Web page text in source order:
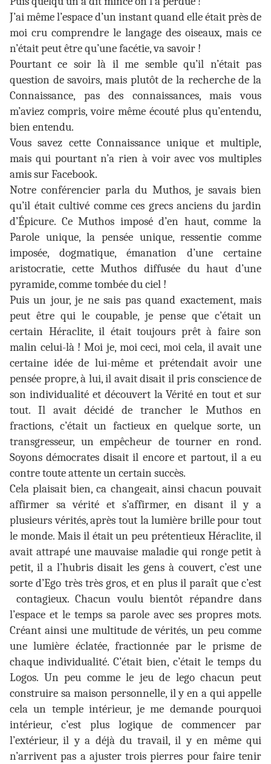
J’ai même l’espace d’un instant quand elle était près de
moi cru comprendre le langage des oiseaux, mais ce
n’était peut être qu’une facétie, va savoir !
Pourtant ce soir là il me semble qu’il n’était pas
question de savoirs, mais plutôt de la recherche de la
Connaissance, pas des connaissances, mais vous
m’aviez compris, voire même écouté plus qu’entendu,
bien entendu.
Vous savez cette Connaissance unique et multiple,
mais qui pourtant n’a rien à voir avec vos multiples
amis sur Facebook.
Notre conférencier parla du Muthos, je savais bien
qu’il était cultivé comme ces grecs anciens du jardin
d’Épicure. Ce Muthos imposé d’en haut, comme la
Parole unique, la pensée unique, ressentie comme
imposée, dogmatique, émanation d’une certaine
aristocratie, cette Muthos diffusée du haut d’une
pyramide, comme tombée du ciel !
Puis un jour, je ne sais pas quand exactement, mais
peut être qui le coupable, je pense que c’était un
certain Héraclite, il était toujours prêt à faire son
malin celui-là ! Moi je, moi ceci, moi cela, il avait une
certaine idée de lui-même et prétendait avoir une
pensée propre, à lui, il avait disait il pris conscience de
son individualité et découvert la Vérité en tout et sur
tout. Il avait décidé de trancher le Muthos en
fractions, c’était un factieux en quelque sorte, un
transgresseur, un empêcheur de tourner en rond.
Soyons démocrates disait il encore et partout, il a eu
contre toute attente un certain succès.
Cela plaisait bien, ca changeait, ainsi chacun pouvait
affirmer sa vérité et s’affirmer, en disant il y a
plusieurs vérités, après tout la lumière brille pour tout
le monde. Mais il était un peu prétentieux Héraclite, il
avait attrapé une mauvaise maladie qui ronge petit à
petit, il a l’hubris disait les gens à couvert, c’est une
sorte d’Ego très très gros, et en plus il paraît que c’est
contagieux. Chacun voulu bientôt répandre dans
l’espace et le temps sa parole avec ses propres mots.
Créant ainsi une multitude de vérités, un peu comme
une lumière éclatée, fractionnée par le prisme de
chaque individualité. C’était bien, c’était le temps du
Logos. Un peu comme le jeu de lego chacun peut
construire sa maison personnelle, il y en a qui appelle
cela un temple intérieur, je me demande pourquoi
intérieur, c’est plus logique de commencer par
l’extérieur, il y a déjà du travail, il y en même qui
n’arrivent pas a ajuster trois pierres pour faire tenir